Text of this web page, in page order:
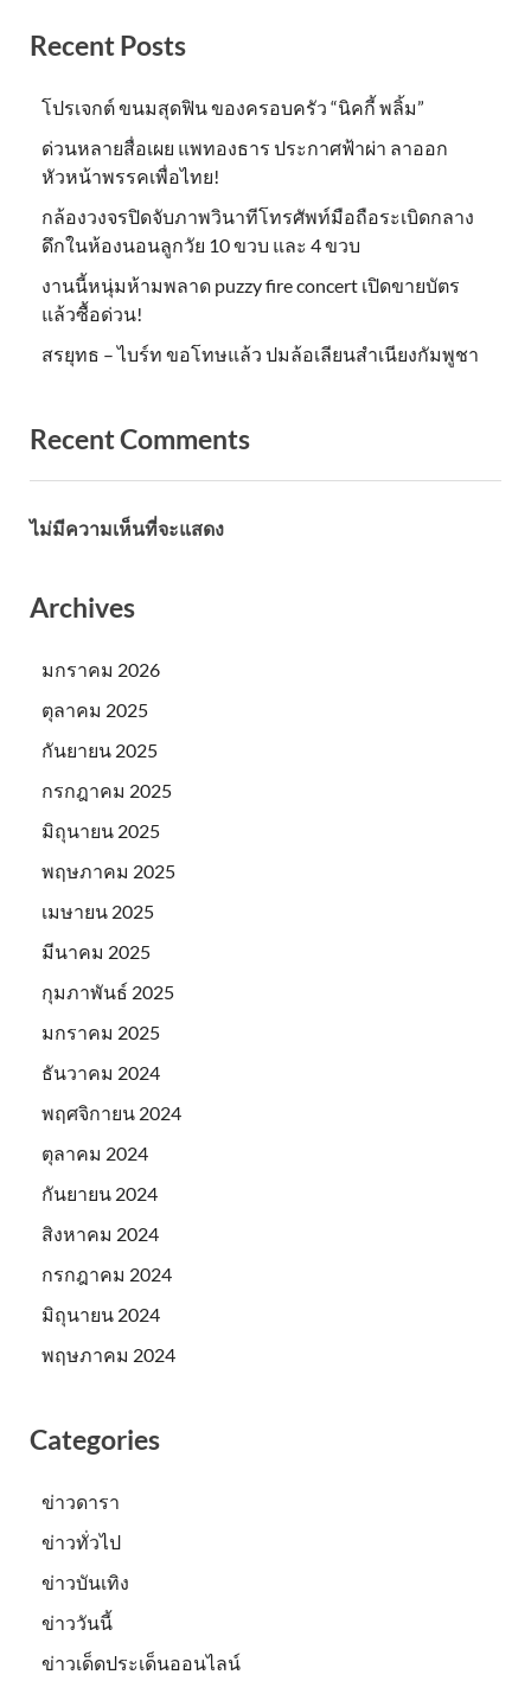
Recent Posts
โปรเจกต์ ขนมสุดฟิน ของครอบครัว “นิคกี้ พลิ้ม”
ด่วนหลายสื่อเผย แพทองธาร ประกาศฟ้าผ่า ลาออก
หัวหน้าพรรคเพื่อไทย!
กล้องวงจรปิดจับภาพวินาทีโทรศัพท์มือถือระเบิดกลาง
ดึกในห้องนอนลูกวัย 10 ขวบ และ 4 ขวบ
งานนี้หนุ่มห้ามพลาด puzzy fire concert เปิดขายบัตร
แล้วซื้อด่วน!
สรยุทธ – ไบร์ท ขอโทษแล้ว ปมล้อเลียนสำเนียงกัมพูชา
Recent Comments
ไม่มีความเห็นที่จะแสดง
Archives
มกราคม 2026
ตุลาคม 2025
กันยายน 2025
กรกฎาคม 2025
มิถุนายน 2025
พฤษภาคม 2025
เมษายน 2025
มีนาคม 2025
กุมภาพันธ์ 2025
มกราคม 2025
ธันวาคม 2024
พฤศจิกายน 2024
ตุลาคม 2024
กันยายน 2024
สิงหาคม 2024
กรกฎาคม 2024
มิถุนายน 2024
พฤษภาคม 2024
Categories
ข่าวดารา
ข่าวทั่วไป
ข่าวบันเทิง
ข่าววันนี้
ข่าวเด็ดประเด็นออนไลน์